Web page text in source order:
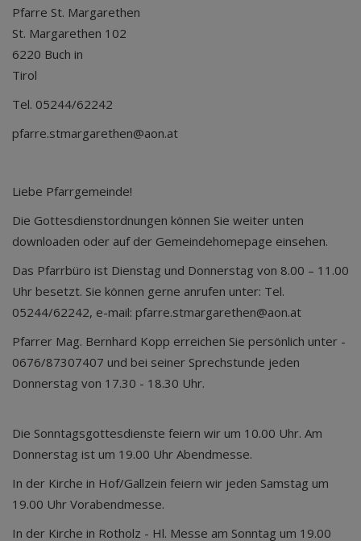
Pfarre St. Margarethen
St. Margarethen 102
6220 Buch in
Tel. 05244/62242
pfarre.stmargarethen@aon.at
Liebe Pfarrgemeinde!
Die Gottesdienstordnungen können Sie weiter unten
downloaden oder auf der Gemeindehomepage einsehen.
Das Pfarrbüro ist Dienstag und Donnerstag von 8.00 – 11.00
Uhr besetzt. Sie können gerne anrufen unter: Tel.
05244/62242, e-mail: pfarre.stmargarethen@aon.at
Pfarrer Mag. Bernhard Kopp erreichen Sie persönlich unter -
0676/87307407 und bei seiner Sprechstunde jeden
Donnerstag von 17.30 - 18.30 Uhr.
Die Sonntagsgottesdienste feiern wir um 10.00 Uhr. Am
Donnerstag ist um 19.00 Uhr Abendmesse.
In der Kirche in Hof/Gallzein feiern wir jeden Samstag um
19.00 Uhr Vorabendmesse.
In der Kirche in Rotholz - Hl. Messe am Sonntag um 19.00